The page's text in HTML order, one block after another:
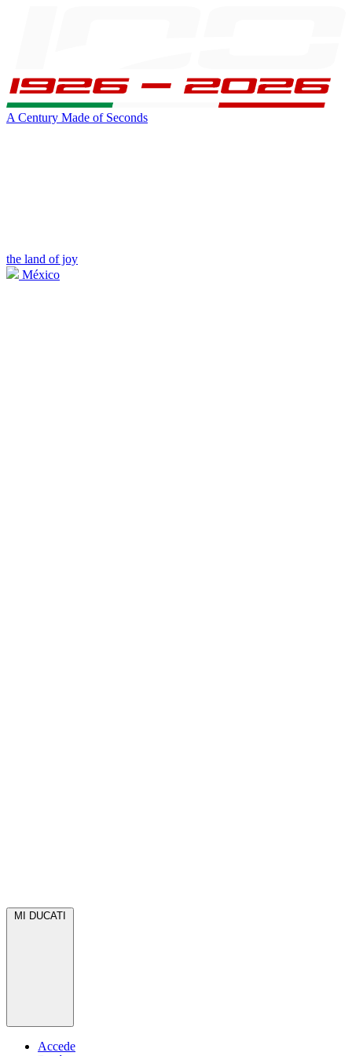
A Century Made of Seconds
the land of joy
México
MI DUCATI
Accede